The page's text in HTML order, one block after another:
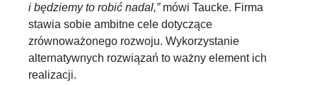
i będziemy to robić nadal,”mówi Taucke. Firma
stawia sobie ambitne cele dotyczące
zrównoważonego rozwoju. Wykorzystanie
alternatywnych rozwiązań to ważny element ich
realizacji.